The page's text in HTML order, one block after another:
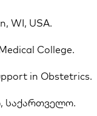
WI, USA.
College.
in Obstetrics.
საქართველო.